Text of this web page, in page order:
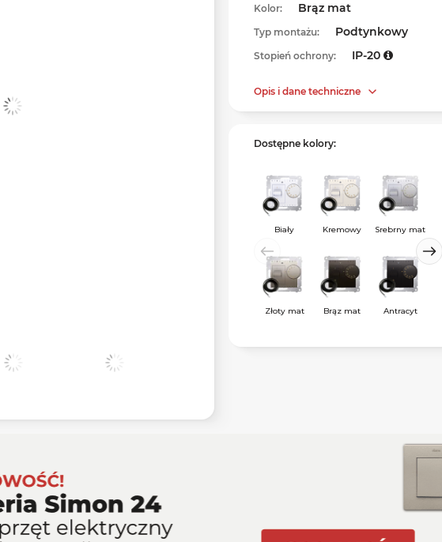
Kolor: Brąz mat
Typ montażu: Podtynkowy
Stopień ochrony: IP-20
Opis i dane techniczne
Dostępne kolory:
Biały Kremowy Srebrny mat
Złoty mat Brąz mat Antracyt